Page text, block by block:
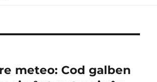
meteo: Cod galben